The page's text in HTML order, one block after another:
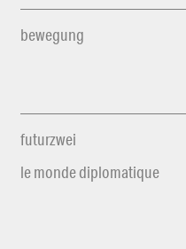
bewegung
futurzwei
le monde diplomatique